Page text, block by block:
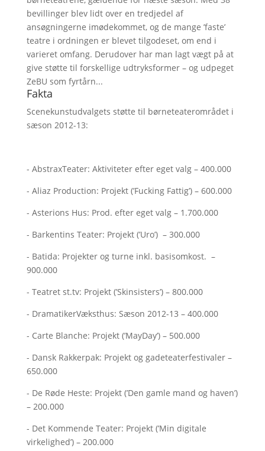
bevillinger blev lidt over en tredjedel af
ansøgningerne imødekommet, og de mange ’faste’
teatre i ordningen er blevet tilgodeset, om end i
varieret omfang. Derudover har man lagt vægt på at
give støtte til forskellige udtryksformer – og udpeget
ZeBU som fyrtårn...
Fakta
Scenekunstudvalgets støtte til børneteaterområdet i
sæson 2012-13:
- AbstraxTeater: Aktiviteter efter eget valg – 400.000
- Aliaz Production: Projekt (’Fucking Fattig’) – 600.000
- Asterions Hus: Prod. efter eget valg – 1.700.000
- Barkentins Teater: Projekt (’Uro’) – 300.000
- Batida: Projekter og turne inkl. basisomkost. –
900.000
- Teatret st.tv: Projekt (’Skinsisters’) – 800.000
- DramatikerVæksthus: Sæson 2012-13 – 400.000
- Carte Blanche: Projekt (’MayDay’) – 500.000
- Dansk Rakkerpak: Projekt og gadeteaterfestivaler –
650.000
- De Røde Heste: Projekt (’Den gamle mand og haven’)
– 200.000
- Det Kommende Teater: Projekt (’Min digitale
virkelighed’) – 200.000